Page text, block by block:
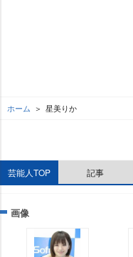
ホーム 星美りか
芸能人TOP 記事
画像